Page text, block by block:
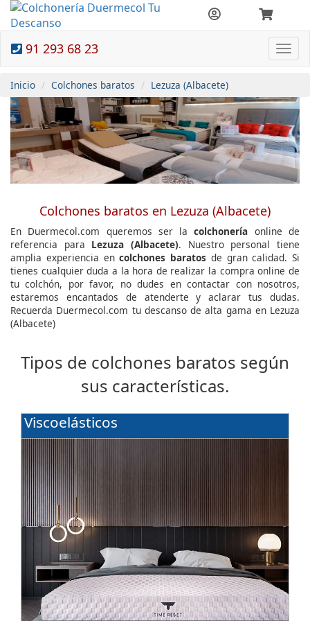
91 293 68 23
Inicio Colchones baratos Lezuza (Albacete)
Colchones baratos en Lezuza (Albacete)
En Duermecol.com queremos ser lacolchonería online de
referencia para Lezuza (Albacete). Nuestro personal tiene
amplia experiencia encolchones baratos de gran calidad. Si
tienes cualquier duda a la hora de realizar la compra online de
tu colchón, por favor, no dudes en contactar con nosotros,
estaremos encantados de atenderte y aclarar tus dudas.
Recuerda Duermecol.com tu descanso de alta gama en Lezuza
(Albacete)
Tipos de colchones baratos según
sus características.
Viscoelásticos